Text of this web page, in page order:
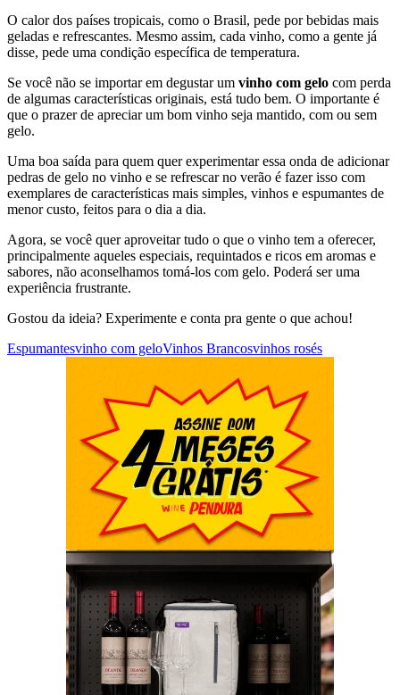
O calor dos países tropicais, como o Brasil, pede por bebidas mais
geladas e refrescantes. Mesmo assim, cada vinho, como a gente já
disse, pede uma condição específica de temperatura.
Se você não se importar em degustar um vinho com gelo com perda
de algumas características originais, está tudo bem. O importante é
que o prazer de apreciar um bom vinho seja mantido, com ou sem
gelo.
Uma boa saída para quem quer experimentar essa onda de adicionar
pedras de gelo no vinho e se refrescar no verão é fazer isso com
exemplares de características mais simples, vinhos e espumantes de
menor custo, feitos para o dia a dia.
Agora, se você quer aproveitar tudo o que o vinho tem a oferecer,
principalmente aqueles especiais, requintados e ricos em aromas e
sabores, não aconselhamos tomá-los com gelo. Poderá ser uma
experiência frustrante.
Gostou da ideia? Experimente e conta pra gente o que achou!
Espumantesvinho com geloVinhos Brancosvinhos rosés